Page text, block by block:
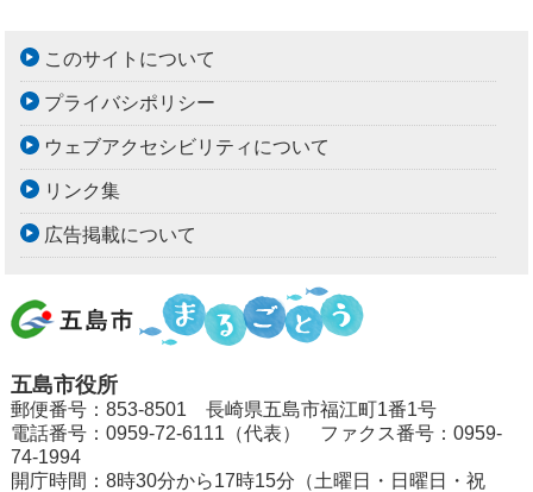
このサイトについて
プライバシポリシー
ウェブアクセシビリティについて
リンク集
広告掲載について
五島市役所
郵便番号：853-8501 長崎県五島市福江町1番1号
電話番号：0959-72-6111（代表） ファクス番号：0959-
74-1994
開庁時間：8時30分から17時15分（土曜日・日曜日・祝